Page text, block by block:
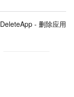
DeleteApp - 删除应用